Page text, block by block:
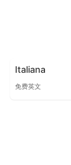
Italiana
免费英文